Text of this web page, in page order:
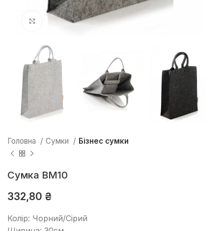
Натисніть, щоб збільшити
Головна Сумки Бізнес сумки
Cумка ВМ10
332,80 ₴
Колір: Чорний/Сірий